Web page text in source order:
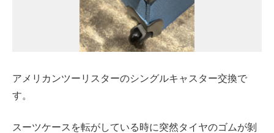
アメリカンツーリスターのシングルキャスター交換で
す。
スーツケースを転がしている時に突然タイヤのゴムが剝